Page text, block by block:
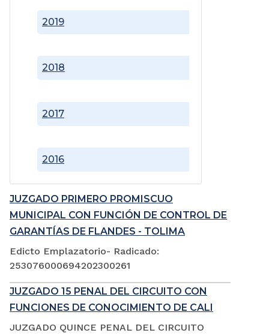
2016
2017
2018
2019
JUZGADO PRIMERO PROMISCUO
MUNICIPAL CON FUNCIÓN DE CONTROL DE
GARANTÍAS DE FLANDES - TOLIMA
Edicto Emplazatorio- Radicado:
253076000694202300261
JUZGADO 15 PENAL DEL CIRCUITO CON
FUNCIONES DE CONOCIMIENTO DE CALI
JUZGADO QUINCE PENAL DEL CIRCUITO